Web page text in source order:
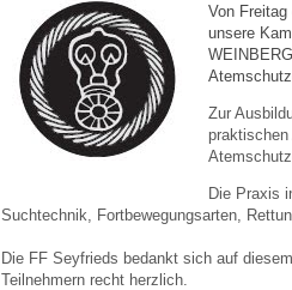
Von
unsere
Zur
praktischen
Die Praxis
Suchtechnik, Fortbewegungsarten,
Die FF Seyfrieds bedankt sich auf
Teilnehmern recht herzlich.